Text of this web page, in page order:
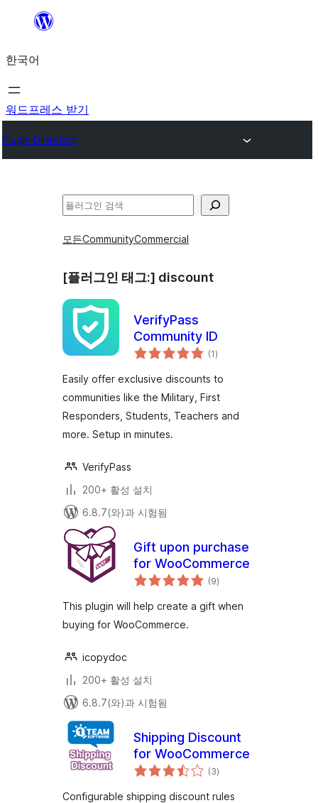
츠
로
바
가
한국어
워드프레스 받기
Plugin Directory
검
모든CommunityCommercial
[플러그인 태그:] discount
VerifyPass
Community ID
(1전
체
점
)
Easily offer exclusive discounts to
communities like the Military, First
Responders, Students, Teachers and
more. Setup in minutes.
VerifyPass
200+ 활성 설치
6.8.7(와)과 시험됨
Gift upon purchase
for WooCommerce
(9전
체
점
)
This plugin will help create a gift when
buying for WooCommerce.
icopydoc
200+ 활성 설치
6.8.7(와)과 시험됨
Shipping Discount
for WooCommerce
(3전
체
점
)
Configurable shipping discount rules